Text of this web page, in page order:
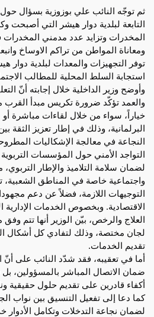
ثم توجّه النائب علي بوزوزية بسؤال
التابعة لبلدية دوار هيشر التي أصبحت
المخدرات وتزايد عدد مدمني
ومعاناة المواطن من تراكم الاوساخ
توفر التجهيزات والمعدات لبلدية دوار
استجابة السلط المحلية للمطالب
وأوضح وزير الداخلية خلال إجابته أنّ
والعمد تؤكّد ضرورة تكريس مبدأ القرب
خياراً، سواء من خلال لقاءات مباشرة
البرلمانية، وذلك في إطار تعزيز الثقة
النجاعة في معالجة الإشكاليات
التواجد الأمني حول المؤسسات
لضمان سلامة التلاميذ والإطار التربوي،
واجتماعية خاصة في المناطق الشعبية،
التوجيهات اللازمة، فضلاً عن دعم
الاقتصادية. وبخصوص الخدمات الإدارية
العلاج والرخص، بيّن الوزير أنها تتم
لجان مختصة، وذلك لتفادي كل أشكال
تقديم الخدمات.
أما في تعقيبه، فقد شدّد النائب على أنّ
ضمان الاتصال المباشر بالمسؤولين،
أكفاء قادرين على تقديم حلول حقيقية
كما دعا إلى تفعيل التنسيق بين نواب
لضمان نجاعة التدخلات وتكامل